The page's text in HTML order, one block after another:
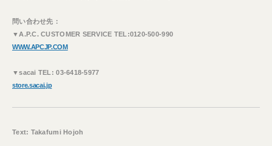
問い合わせ先：
▼A.P.C. CUSTOMER SERVICE TEL:0120-500-990
WWW.APCJP.COM
▼sacai TEL: 03-6418-5977
store.sacai.jp
Text: Takafumi Hojoh